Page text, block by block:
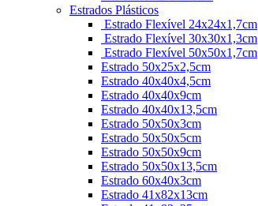
Estrados Plásticos
Estrado Flexível 24x24x1,7cm
Estrado Flexível 30x30x1,3cm
Estrado Flexível 50x50x1,7cm
Estrado 50x25x2,5cm
Estrado 40x40x4,5cm
Estrado 40x40x9cm
Estrado 40x40x13,5cm
Estrado 50x50x3cm
Estrado 50x50x5cm
Estrado 50x50x9cm
Estrado 50x50x13,5cm
Estrado 60x40x3cm
Estrado 41x82x13cm